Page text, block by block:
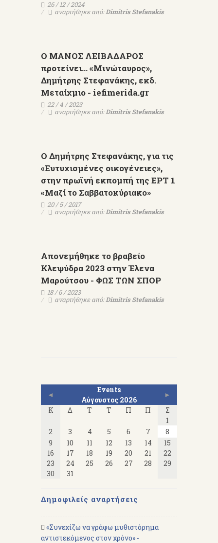
26 / 12 / 2024
αναρτήθηκε από:Dimitris Stefanakis
Ο ΜΑΝΟΣ ΛΕΙΒΑΔΑΡΟΣ
προτείνει... «Μινώταυρος»,
Δημήτρης Στεφανάκης, εκδ.
Μεταίχμιο - iefimerida.gr
22 / 4 / 2023
αναρτήθηκε από:Dimitris Stefanakis
Ο Δημήτρης Στεφανάκης, για τις
«Ευτυχισμένες οικογένειες»,
στην πρωϊνή εκπομπή της ΕΡΤ 1
«Μαζί το Σαββατοκύριακο»
20 / 5 / 2017
αναρτήθηκε από:Dimitris Stefanakis
Απονεμήθηκε το βραβείο
Κλεψύδρα 2023 στην Έλενα
Μαρούτσου - ΦΩΣ ΤΩΝ ΣΠΟΡ
18 / 6 / 2023
αναρτήθηκε από:Dimitris Stefanakis
◄
Events
Αύγουστος 2026
►
Κ
Δ Τ Τ Π Π
Σ
1
2
3 4 5 6 7
8
9
10 11 12 13 14
15
16
17 18 19 20 21
22
23
24 25 26 27 28
29
30
31
Δημοφιλείς αναρτήσεις
«Συνεχίζω να γράφω μυθιστόρημα
αντιστεκόμενος στον χρόνο» -